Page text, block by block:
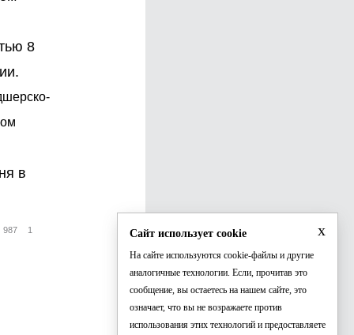
8
в
987 1 x
Сайт использует cookie
На сайте используются cookie-файлы и другие
аналогичные технологии. Если, прочитав это
сообщение, вы остаетесь на нашем сайте, это
означает, что вы не возражаете против
использования этих технологий и предоставляете